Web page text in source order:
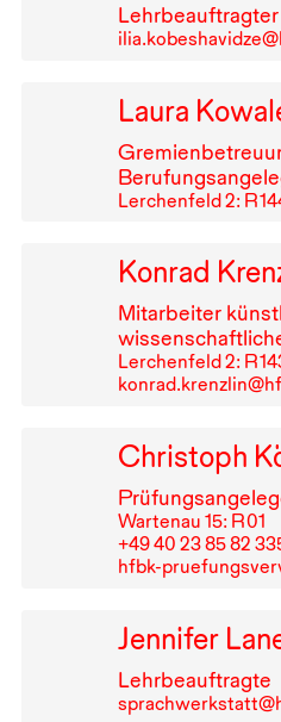
Lehrbeauftragter
Laura
Lerchenfeld 2: R⁠
Konrad
Mitarbeiter
Lerchenfeld 2: R⁠
Christoph
Wartenau 15: R⁠ ⁠01
+49⁠ ⁠40⁠ ⁠23⁠ ⁠85⁠ ⁠82⁠
hfbk-
Jennifer
Lehrbeauftragte